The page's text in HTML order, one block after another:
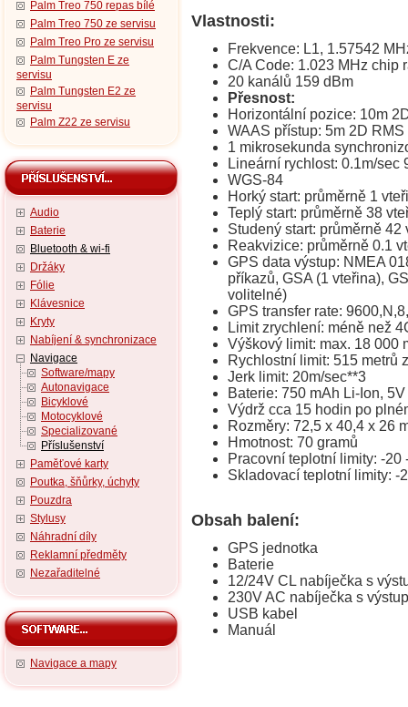
Palm Treo 750 repas bílé
Palm Treo 750 ze servisu
Palm Treo Pro ze servisu
Palm Tungsten E ze
servisu
Palm Tungsten E2 ze
servisu
Palm Z22 ze servisu
Audio
Baterie
Bluetooth & wi-fi
Držáky
Fólie
Klávesnice
Kryty
Nabíjení & synchronizace
Navigace
Software/mapy
Autonavigace
Bicyklové
Motocyklové
Specializované
Příslušenství
Paměťové karty
Poutka, šňůrky, úchyty
Pouzdra
Stylusy
Náhradní díly
Reklamní předměty
Nezařaditelné
Navigace a mapy
Vlastnosti:
Frekvence: L1, 1.57542
C/A Code: 1.023 MHz chip
20 kanálů 159 dBm
Přesnost:
Horizontální pozice: 10m
WAAS přístup: 5m 2D RMS
1 mikrosekunda
Lineární rychlost: 0.1m/sec
WGS-84
Horký start: průměrně 1
Teplý start: průměrně 38
Studený start: průměrně
Reakvizice: průměrně 0.1
GPS data výstup: NMEA
příkazů, GSA (1 vteřina),
volitelné)
GPS transfer rate:
Limit zrychlení: méně než
Výškový limit: max. 18 000
Rychlostní limit: 515 metrů
Jerk limit: 20m/sec**3
Baterie: 750 mAh Li-Ion, 5V
Výdrž cca 15 hodin po
Rozměry: 72,5 x 40,4 x 26
Hmotnost: 70 gramů
Pracovní teplotní limity: -20
Skladovací teplotní limity: -
Obsah balení:
GPS jednotka
Baterie
12/24V CL nabíječka s
230V AC nabíječka s
USB kabel
Manuál